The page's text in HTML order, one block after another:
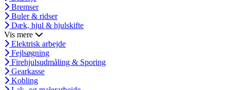
Bremser
Buler & ridser
Dæk, hjul & hjulskifte
Vis mere
Elektrisk arbejde
Fejlsøgning
Firehjulsudmåling & Sporing
Gearkasse
Kobling